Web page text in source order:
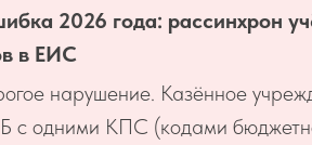
2026 года: рассинхрон
в ЕИС
нарушение. Казённое
с одними КПС (кодами